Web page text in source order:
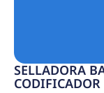
SELLADORA
CODIFICADOR